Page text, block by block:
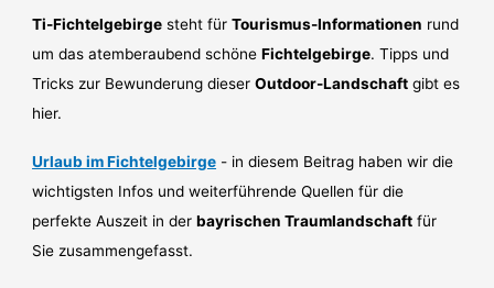
Ti-Fichtelgebirge steht fürTourismus-Informationen rund
um das atemberaubend schöneFichtelgebirge. Tipps und
Tricks zur Bewunderung dieserOutdoor-Landschaft gibt es
hier.
Urlaub im Fichtelgebirge - in diesem Beitrag haben wir die
wichtigsten Infos und weiterführende Quellen für die
perfekte Auszeit in derbayrischen Traumlandschaft für
Sie zusammengefasst.